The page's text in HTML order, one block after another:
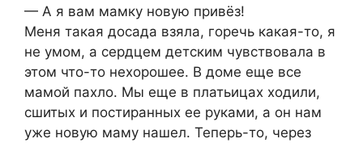
— А я вам мамку новую привёз!
Меня такая досада взяла, горечь какая-то, я
не умом, а сердцем детским чувствовала в
этом что-то нехорошее. В доме еще все
мамой пахло. Мы еще в платьицах ходили,
сшитых и постиранных ее руками, а он нам
уже новую маму нашел. Теперь-то, через